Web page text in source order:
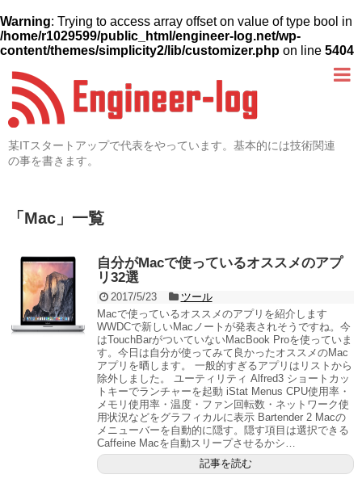
Warning: Trying to access array offset on value of type bool in
/home/r1029599/public_html/engineer-log.net/wp-
content/themes/simplicity2/lib/customizer.php on line 5404
某ITスタートアップで代表をやっています。基本的には技術関連
の事を書きます。
「 Mac 」 一覧
自分がMacで使っているオススメのアプ
リ32選
2017/5/23
ツール
Macで使っているオススメのアプリを紹介します
WWDCで新しいMacノートが発表されそうですね。今
はTouchBarがついていないMacBook Proを使っていま
す。今日は自分が使ってみて良かったオススメのMac
アプリを晒します。 一般的すぎるアプリはリストから
除外しました。 ユーティリティ Alfred3 ショートカッ
トキーでランチャーを起動 iStat Menus CPU使用率・
メモリ使用率・温度・ファン回転数・ネットワーク使
用状況などをグラフィカルに表示 Bartender 2 Macの
メニューバーを自動的に隠す。隠す項目は選択できる
Caffeine Macを自動スリープさせるかシ…
記事を読む